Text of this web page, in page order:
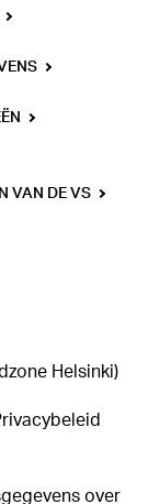
VAN DE VS
Helsinki)
over